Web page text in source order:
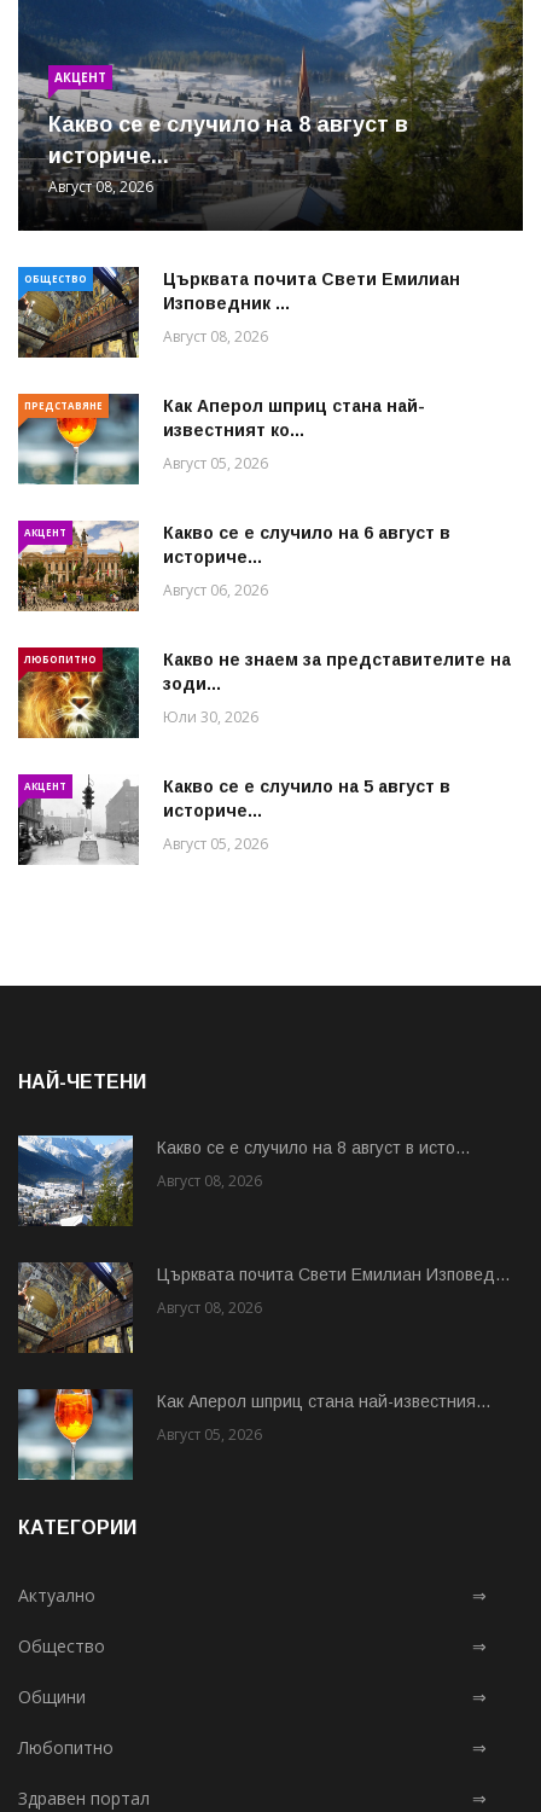
АКЦЕНТ
Какво се е случило на 8 август в
историче...
Август 08, 2026
ОБЩЕСТВО
Църквата почита Свeти Емилиан
Изповедник ...
Август 08, 2026
ПРЕДСТАВЯНЕ
Как Аперол шприц стана най-
известният ко...
Август 05, 2026
АКЦЕНТ
Какво се е случило на 6 август в
историче...
Август 06, 2026
ЛЮБОПИТНО
Какво не знаем за представителите на
зоди...
Юли 30, 2026
АКЦЕНТ
Какво се е случило на 5 август в
историче...
Август 05, 2026
НАЙ-ЧЕТЕНИ
Какво се е случило на 8 август в исто...
Август 08, 2026
Църквата почита Свeти Емилиан Изповед...
Август 08, 2026
Как Аперол шприц стана най-известния...
Август 05, 2026
КАТЕГОРИИ
Актуално ⇒
Общество ⇒
Общини ⇒
Любопитно ⇒
Здравен портал ⇒